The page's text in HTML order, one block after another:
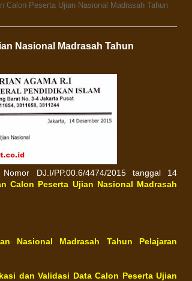
Calon Peserta Ujian Nasional Madrasah Tahun
Nasional Madrasah Tahun
DJ.I/PP.00.6/4474/2015 tanggal 14
Calon Peserta Ujian Nasional Madrasah
Nasional Madrasah Tahun Pelajaran
dan Validasi Data Calon Peserta Ujian